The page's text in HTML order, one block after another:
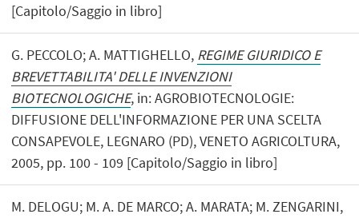
[Capitolo/Saggio in libro]
G. PECCOLO; A. MATTIGHELLO, REGIME GIURIDICO E
BREVETTABILITA' DELLE INVENZIONI
BIOTECNOLOGICHE, in: AGROBIOTECNOLOGIE:
DIFFUSIONE DELL'INFORMAZIONE PER UNA SCELTA
CONSAPEVOLE, LEGNARO (PD), VENETO AGRICOLTURA,
2005, pp. 100 - 109 [Capitolo/Saggio in libro]
M. DELOGU; M. A. DE MARCO; A. MARATA; M. ZENGARINI,